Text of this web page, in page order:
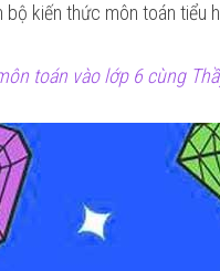
bộ kiến thức môn toán tiểu
toán vào lớp 6 cùng